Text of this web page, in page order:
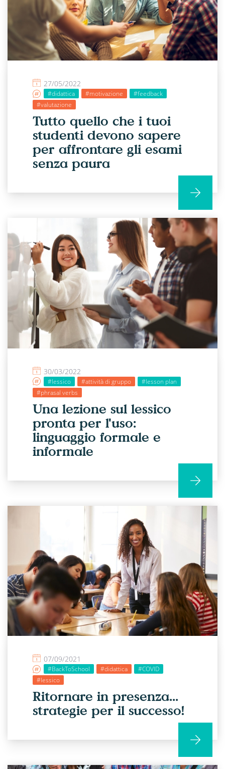
27/05/2022
#didattica #motivazione
#feedback
#valutazione
Tutto quello che i tuoi
studenti devono sapere
per affrontare gli esami
senza paura
30/03/2022
#lessico #attività di gruppo
#lesson plan
#phrasal verbs
Una lezione sul lessico
pronta per l'uso:
linguaggio formale e
informale
07/09/2021
#BackToSchool #didattica
#COVID
#lessico
Ritornare in presenza...
strategie per il successo!